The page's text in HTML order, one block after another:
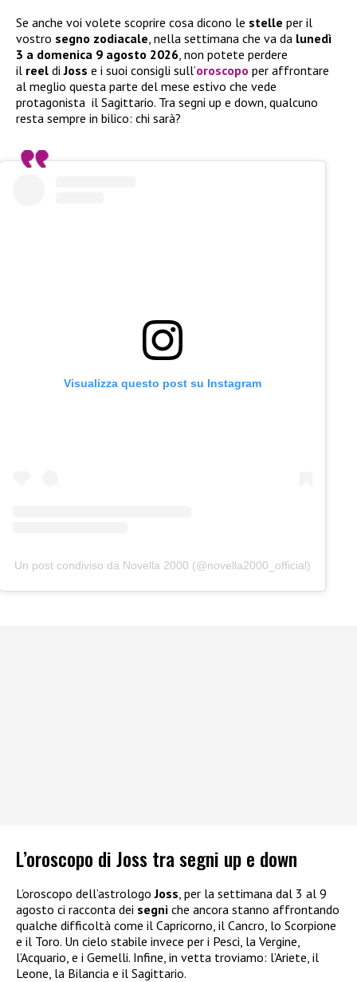
Se anche voi volete scoprire cosa dicono le stelle per il
vostro segno zodiacale , nella settimana che va da lunedì
3 a domenica 9 agosto 2026 , non potete perdere
il reel diJoss e i suoi consigli sull’oroscopo per affrontare
al meglio questa parte del mese estivo che vede
protagonista il Sagittario. Tra segni up e down, qualcuno
resta sempre in bilico: chi sarà?
Visualizza questo post su Instagram
Un post condiviso da Novella 2000 (@novella2000_official)
L’oroscopo di Joss tra segni up e down
L’oroscopo dell’astrologoJoss , per la settimana dal 3 al 9
agosto ci racconta dei segni che ancora stanno affrontando
qualche difficoltà come il Capricorno, il Cancro, lo Scorpione
e il Toro. Un cielo stabile invece per i Pesci, la Vergine,
l’Acquario, e i Gemelli. Infine, in vetta troviamo: l’Ariete, il
Leone, la Bilancia e il Sagittario.